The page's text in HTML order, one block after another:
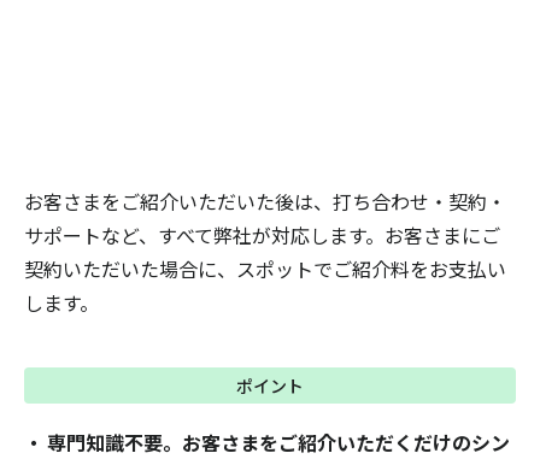
お客さまをご紹介いただいた後は、打ち合わせ・契約・
サポートなど、すべて弊社が対応します。お客さまにご
契約いただいた場合に、スポットでご紹介料をお支払い
します。
ポイント
専門知識不要。お客さまをご紹介いただくだけのシン